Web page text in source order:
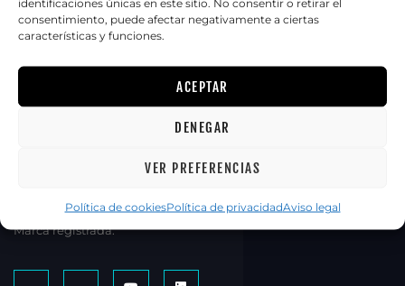
identificaciones únicas en este sitio. No consentir o retirar el
consentimiento, puede afectar negativamente a ciertas
características y funciones.
ACEPTAR
DENEGAR
VER PREFERENCIAS
Política de cookiesPolítica de privacidadAviso legal
profesionales.
Marca registrada.
Camí Onda Cs Vell, 2, 12540 Vila-real, Castelló
cristianramos@orodrone.es
660 99 42 64